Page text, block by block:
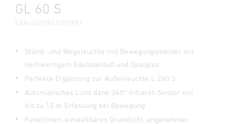
GL 60 S
EAN 4007841007881
Stand- und Wegeleuchte mit Bewegungsmelder mit
hochwertigem Edelstahlfuß und Opalglas
Perfekte Ergänzung zur Außenleuchte L 260 S
Automatisches Licht dank 360° Infrarot-Sensor mit
bis zu 12 m Erfassung bei Bewegung
Funktionen: einstellbares Grundlicht, angenehmer